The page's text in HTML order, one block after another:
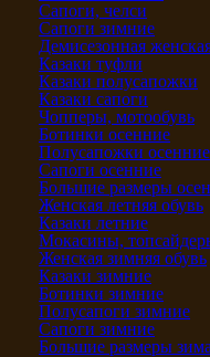
Сапоги, челси
Сапоги зимние
Демисезонная
Казаки туфли
Казаки полусапожки
Казаки сапоги
Чопперы, мотообувь
Ботинки осенние
Полусапожки осенние
Сапоги осенние
Большие размеры
Женская летняя обувь
Казаки летние
Мокасины,
Женская зимняя обувь
Казаки зимние
Ботинки зимние
Полусапоги зимние
Сапоги зимние
Большие размеры зима